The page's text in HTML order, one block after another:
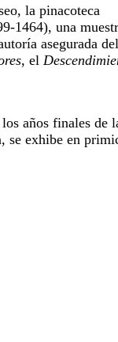
la pinacoteca
1464), una
asegurada del
, el
años finales de
se exhibe en